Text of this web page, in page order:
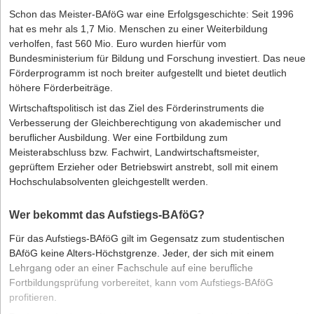
Förderdatenbank:Erfahren Sie hier alle Informationen über das
Fördermittel Landwirtschaft – Wachstum»weiterlesen
Förderung des Know-how-
Transfers im Handwerk
Förderdatenbank:Erfahren Sie hier alle Informationen über das
Fördermittel Förderung des Know-how-Transfers im Handwerk
»
weiterlesen
Landwirtschaft –
Produktionssicherung
Förderdatenbank:Erfahren Sie hier alle Informationen über das
Fördermittel Landwirtschaft – Produktionssicherung»weiterlesen
Landwirtschaft –
Das Inventied-Gründungsteam Lukas Kalnik, Markus Weidmann, Jan Schellhaaß und
Trang Lam (c) Inventied
Inventied: erleichtert den Zivil- und Katastrophenschutz
Seine Projektgruppe hatte Erfolg: Das EXIST-
Gründungsstipendium ermöglichte die Entwicklung eines
Prototyps und die Unternehmensgründung; auch ließen sich
Personal- und Sachkosten der Anfangszeit so finanzieren. Heute
tragen die modularen Anhängersysteme der inventied GmbH
dazu bei, die Effizienz, Ergonomie und Sicherheit der
Allrounder für Bergungs- und Rettungsaufgaben, der Vario-Load-
Pump ermöglicht die Hochwassernachsorge und die
Wasserförderung über lange Strecken bei der
Waldbrandbekämpfung. „Aus eigenen Mitteln hätten wir das alles
nicht stemmen können“, resümiert Schellhaaß. „Stark
weitergeholfen haben uns am Anfang auch das starke Netzwerk
Schon das Meister-BAföG war eine Erfolgsgeschichte: Seit 1996
hat es mehr als 1,7 Mio. Menschen zu einer Weiterbildung
verholfen, fast 560 Mio. Euro wurden hierfür vom
Bundesministerium für Bildung und Forschung investiert. Das neue
Förderprogramm ist noch breiter aufgestellt und bietet deutlich
höhere Förderbeiträge.
Wirtschaftspolitisch ist das Ziel des Förderinstruments die
Verbesserung der Gleichberechtigung von akademischer und
beruflicher Ausbildung. Wer eine Fortbildung zum
Meisterabschluss bzw. Fachwirt, Landwirtschaftsmeister,
geprüftem Erzieher oder Betriebswirt anstrebt, soll mit einem
Hochschulabsolventen gleichgestellt werden.
Wer bekommt das Aufstiegs-BAföG?
Für das Aufstiegs-BAföG gilt im Gegensatz zum studentischen
BAföG keine Alters-Höchstgrenze. Jeder, der sich mit einem
Lehrgang oder an einer Fachschule auf eine berufliche
Fortbildungsprüfung vorbereitet, kann vom Aufstiegs-BAföG
profitieren.